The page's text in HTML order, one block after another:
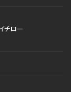
チロー